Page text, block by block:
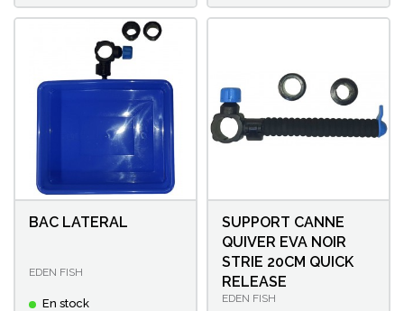
BAC LATERAL
EDEN FISH
En stock
SUPPORT CANNE
QUIVER EVA NOIR
STRIE 20CM QUICK
RELEASE
EDEN FISH